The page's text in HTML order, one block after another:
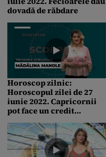
dovadă de răbdare
Horoscop zilnic:
Horoscopul zilei de 27
iunie 2022. Capricornii
pot face un credit